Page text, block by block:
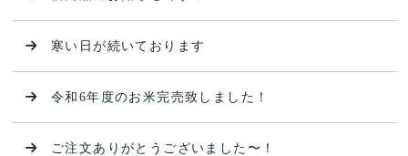
寒い日が続いております
令和6年度のお米完売致しました！
ご注文ありがとうございました〜！